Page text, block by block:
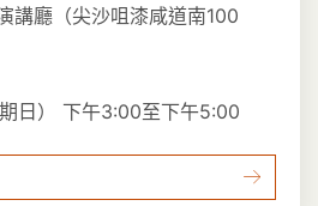
講廳（尖沙咀漆咸道南100
日） 下午3:00至下午5:00